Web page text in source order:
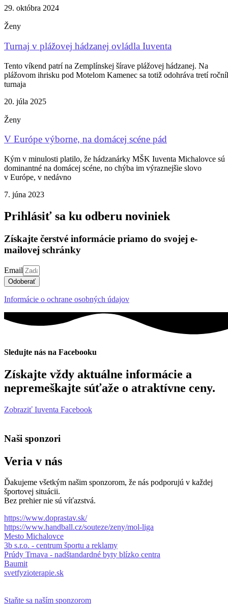
29. októbra 2024
Ženy
Turnaj v plážovej hádzanej ovládla Iuventa
Tento víkend patrí na Zemplínskej šírave plážovej hádzanej. Na
plážovom ihrisku pod Motelom Kamenec sa totiž odohráva tretí
turnaja
20. júla 2025
Ženy
V Európe výborne, na domácej scéne pád
Kým v minulosti platilo, že hádzanárky MŠK Iuventa Michalovce sú
dominantné na domácej scéne, no chýba im výraznejšie slovo
v Európe, v nedávno
7. júna 2023
Prihlásiť sa ku odberu noviniek
Získajte čerstvé informácie priamo do svojej e-
mailovej schránky
Email
Odoberať
Informácie o ochrane osobných údajov
Sledujte nás na Facebooku
Získajte vždy aktuálne informácie a
nepremeškajte súťaže o atraktívne ceny.
Zobraziť Iuventa Facebook
Naši sponzori
Veria v nás
Ďakujeme všetkým našim sponzorom, že nás podporujú v každej
športovej situácii.
Bez prehier nie sú víťazstvá.
https://www.doprastav.sk/
https://www.handball.cz/souteze/zeny/mol-liga
Mesto Michalovce
3b s.r.o. - centrum športu a reklamy
Prúdy Trnava - nadštandardné byty blízko centra
Baumit
svetfyzioterapie.sk
Staňte sa naším sponzorom